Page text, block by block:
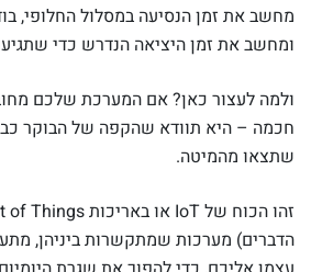
מחשב את זמן הנסיעה במסלול החלופי,
ומחשב את זמן היציאה הנדרש כדי
ולמה לעצור כאן? אם המערכת שלכם
חכמה – היא תוודא שהקפה של הבוקר
שתצאו מהמיטה.
הדברים) מערכות שמתקשרות ביניהן,